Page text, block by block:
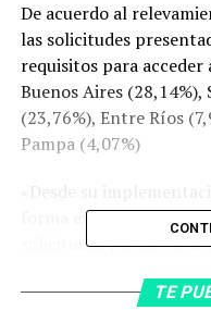
De acuerdo al
las solicitudes
requisitos para acceder
Buenos Aires (28,14%),
(23,76%), Entre Ríos
Pampa (4,07%)
forma exitosa ya que
solicitudes por un total
aporte total de
TE